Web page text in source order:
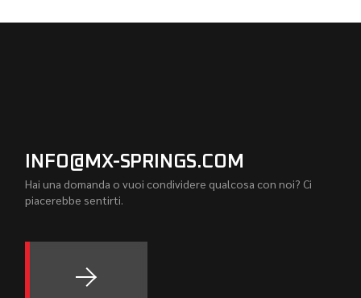
INFO@MX-SPRINGS.COM
Hai una domanda o vuoi condividere qualcosa con noi? Ci
piacerebbe sentirti.